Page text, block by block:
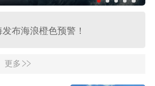
发布海浪橙色预警！
部将针对浙江省的洪水防御应急
更多 >>